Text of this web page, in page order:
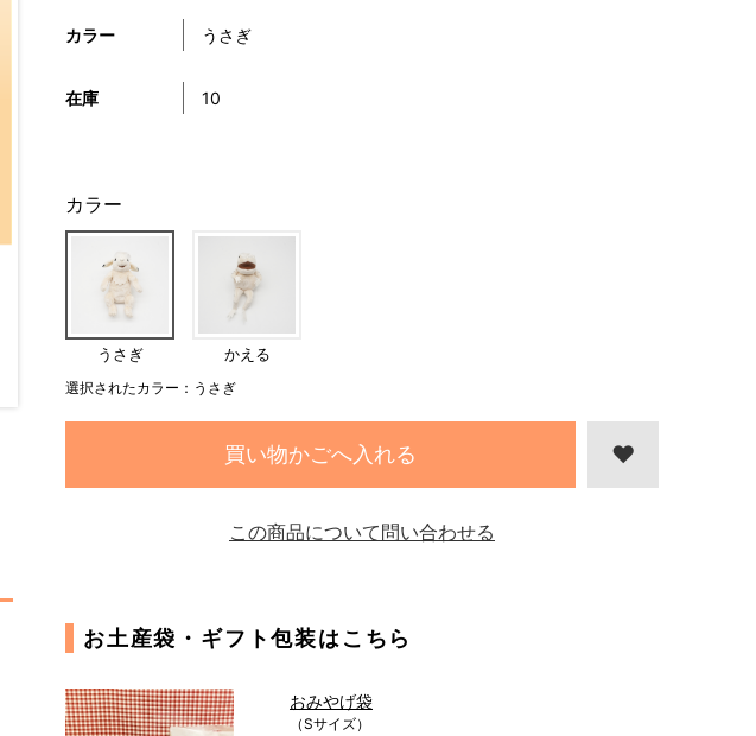
カラー うさぎ
在庫 10
カラー
うさぎ かえる
選択されたカラー：うさぎ
買い物かごへ入れる
お土産袋・ギフト包装はこちら
おみやげ袋
（Sサイズ）
この商品について問い合わせる